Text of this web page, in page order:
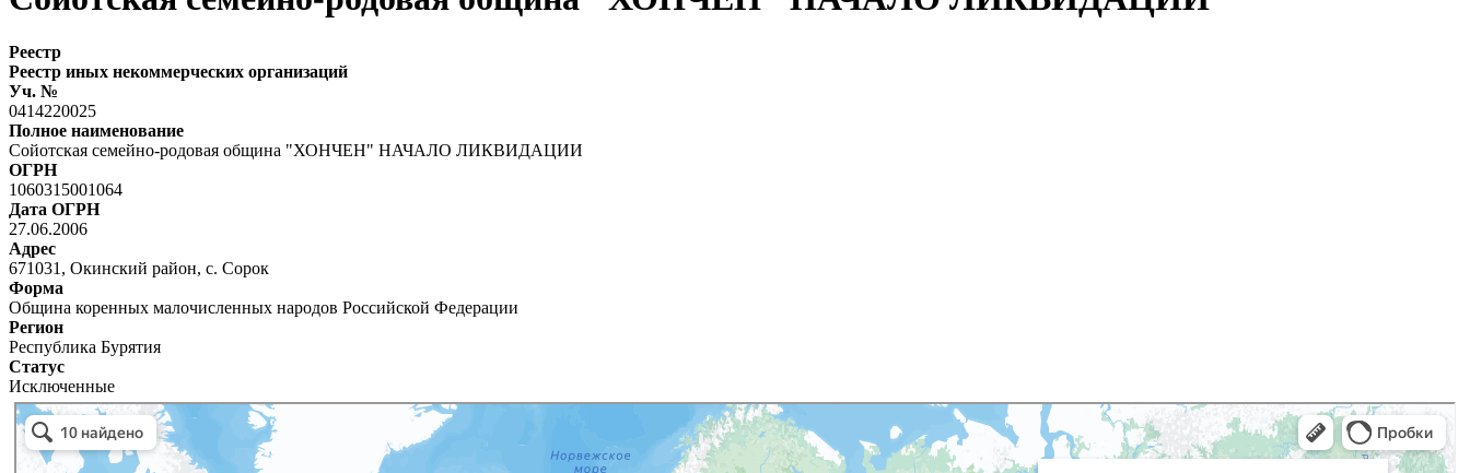
Реестр
Реестр иных некоммерческих организаций
Уч. №
0414220025
Полное наименование
Сойотская семейно-родовая община "ХОНЧЕН" НАЧАЛО ЛИКВИДАЦИИ
ОГРН
1060315001064
Дата ОГРН
27.06.2006
Адрес
671031, Окинский район, с. Сорок
Форма
Община коренных малочисленных народов Российской Федерации
Регион
Республика Бурятия
Статус
Исключенные